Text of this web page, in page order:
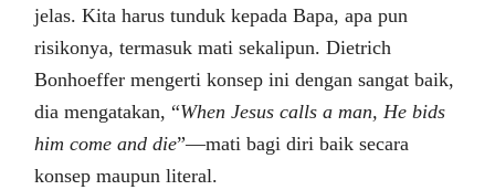
jelas. Kita harus tunduk kepada Bapa, apa pun
risikonya, termasuk mati sekalipun. Dietrich
Bonhoeffer mengerti konsep ini dengan sangat baik,
dia mengatakan, “When Jesus calls a man, He bids
him come and die”—mati bagi diri baik secara
konsep maupun literal.